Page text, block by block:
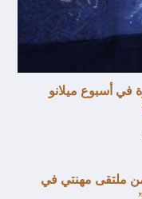
أسبوع ميلانو
ملتقى مهنتي في